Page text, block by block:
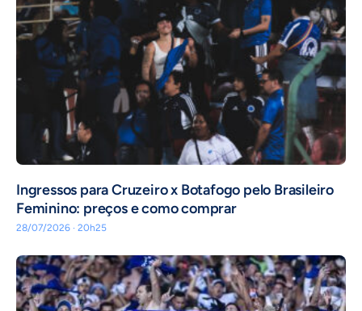
Ingressos para Cruzeiro x Botafogo pelo Brasileiro
Feminino: preços e como comprar
28/07/2026 · 20h25